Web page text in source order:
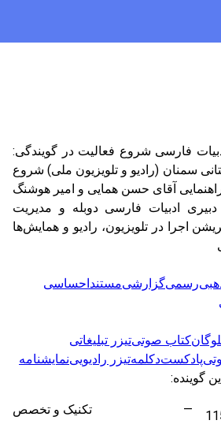
فارسی شروع فعالیت در گویندگی:
استانی سمنان (رادیو و تلویزیون ملی) شروع
از سال 1393، با راهنمایی آقای حسن همایی و امیر هوشنگ
ادبیات فارسی دوبله و مدیریت
اجرا در تلویزیون، رادیو و همایش‌ها
رسمیگزارشیمستنداحساسی
کتاب صوتیتیزر تبلیغاتی
پادکستدکلمهتیزر رادیویینمایشنامه
گوینده:
— تکنیک و تخصص